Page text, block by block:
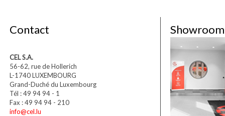
Contact
CEL S.A.
56-62, rue de Hollerich
L-1740 LUXEMBOURG
Grand-Duché du Luxembourg
Tél : 49 94 94 - 1
Fax : 49 94 94 - 210
info@cel.lu
Showroom